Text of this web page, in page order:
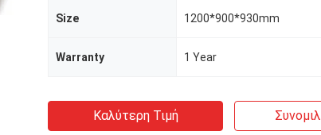
Size 1200*900*930mm
Warranty 1 Year
Καλύτερη Τιμή